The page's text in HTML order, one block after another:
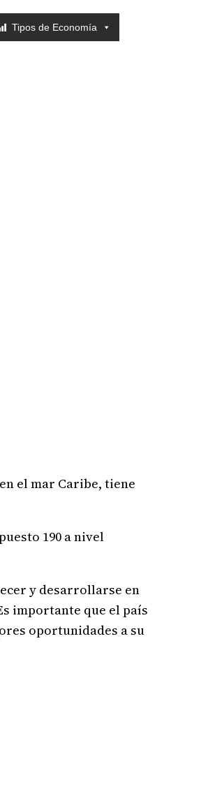
Tipos de Economía
el mar Caribe, tiene
190 a nivel
y desarrollarse en
importante que el país
oportunidades a su